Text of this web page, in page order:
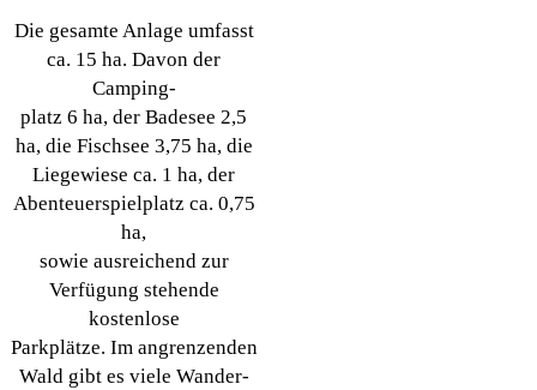
Die gesamte Anlage umfasst
ca. 15 ha. Davon der
Camping-
platz 6 ha, der Badesee 2,5
ha, die Fischsee 3,75 ha, die
Liegewiese ca. 1 ha, der
Abenteuerspielplatz ca. 0,75
ha,
sowie ausreichend zur
Verfügung stehende
kostenlose
Parkplätze. Im angrenzenden
Wald gibt es viele Wander-